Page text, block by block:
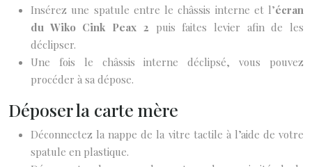
Insérez une spatule entre le châssis interne et l’écran
du Wiko Cink Peax 2 puis faites levier afin de les
déclipser.
Une fois le châssis interne déclipsé, vous pouvez
procéder à sa dépose.
Déposer la carte mère
Déconnectez la nappe de la vitre tactile à l’aide de votre
spatule en plastique.